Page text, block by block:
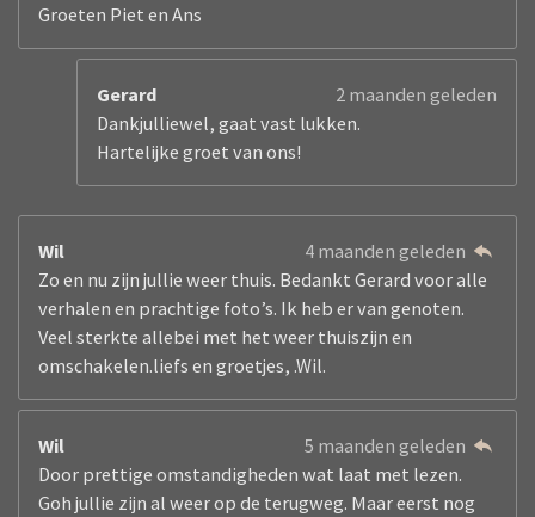
Groeten Piet en Ans
Gerard
2 maanden geleden
Dankjulliewel, gaat vast lukken.
Hartelijke groet van ons!
Wil
4 maanden geleden
Zo en nu zijn jullie weer thuis. Bedankt Gerard voor alle
verhalen en prachtige foto’s. Ik heb er van genoten.
Veel sterkte allebei met het weer thuiszijn en
omschakelen.liefs en groetjes, .Wil.
Wil
5 maanden geleden
Door prettige omstandigheden wat laat met lezen.
Goh jullie zijn al weer op de terugweg. Maar eerst nog